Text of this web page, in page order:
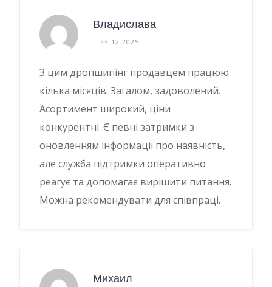
Владислава
23.12.2025
З цим дропшипінг продавцем працюю
кілька місяців. Загалом, задоволений.
Асортимент широкий, ціни
конкурентні. Є певні затримки з
оновленням інформації про наявність,
але служба підтримки оперативно
реагує та допомагає вирішити питання.
Можна рекомендувати для співпраці.
Михаил